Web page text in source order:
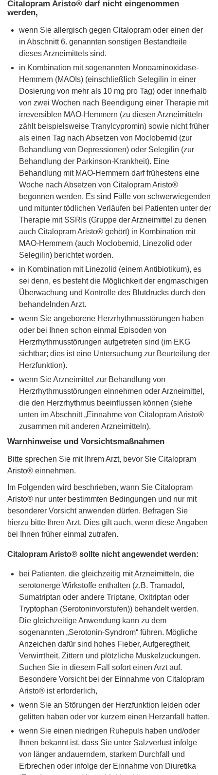
Citalopram Aristo® darf nicht eingenommen
werden,
wenn Sie allergisch gegen Citalopram oder einen der
in Abschnitt 6. genannten sonstigen Bestandteile
dieses Arzneimittels sind.
in Kombination mit sogenannten Monoaminoxidase-
Hemmern (MAOIs) (einschließlich Selegilin in einer
Dosierung von mehr als 10 mg pro Tag) oder innerhalb
von zwei Wochen nach Beendigung einer Therapie mit
irreversiblen MAO-Hemmern (zu diesen Arzneimitteln
zählt beispielsweise Tranylcypromin) sowie nicht früher
als einen Tag nach Absetzen von Moclobemid (zur
Behandlung von Depressionen) oder Selegilin (zur
Behandlung der Parkinson-Krankheit). Eine
Behandlung mit MAO-Hemmern darf frühestens eine
Woche nach Absetzen von Citalopram Aristo®
begonnen werden. Es sind Fälle von schwerwiegenden
und mitunter tödlichen Verläufen bei Patienten unter der
Therapie mit SSRIs (Gruppe der Arzneimittel zu denen
auch Citalopram Aristo® gehört) in Kombination mit
MAO-Hemmern (auch Moclobemid, Linezolid oder
Selegilin) berichtet worden.
in Kombination mit Linezolid (einem Antibiotikum), es
sei denn, es besteht die Möglichkeit der engmaschigen
Überwachung und Kontrolle des Blutdrucks durch den
behandelnden Arzt.
wenn Sie angeborene Herzrhythmusstörungen haben
oder bei Ihnen schon einmal Episoden von
Herzrhythmusstörungen aufgetreten sind (im EKG
sichtbar; dies ist eine Untersuchung zur Beurteilung der
Herzfunktion).
wenn Sie Arzneimittel zur Behandlung von
Herzrhythmusstörungen einnehmen oder Arzneimittel,
die den Herzrhythmus beeinflussen können (siehe
unten im Abschnitt „Einnahme von Citalopram Aristo®
zusammen mit anderen Arzneimitteln).
Warnhinweise und Vorsichtsmaßnahmen
Bitte sprechen Sie mit Ihrem Arzt, bevor Sie Citalopram
Aristo® einnehmen.
Im Folgenden wird beschrieben, wann Sie Citalopram
Aristo® nur unter bestimmten Bedingungen und nur mit
besonderer Vorsicht anwenden dürfen. Befragen Sie
hierzu bitte Ihren Arzt. Dies gilt auch, wenn diese Angaben
bei Ihnen früher einmal zutrafen.
Citalopram Aristo® sollte nicht angewendet werden:
bei Patienten, die gleichzeitig mit Arzneimitteln, die
serotonerge Wirkstoffe enthalten (z.B. Tramadol,
Sumatriptan oder andere Triptane, Oxitriptan oder
Tryptophan (Serotoninvorstufen)) behandelt werden.
Die gleichzeitige Anwendung kann zu dem
sogenannten „Serotonin-Syndrom“ führen. Mögliche
Anzeichen dafür sind hohes Fieber, Aufgeregtheit,
Verwirrtheit, Zittern und plötzliche Muskelzuckungen.
Suchen Sie in diesem Fall sofort einen Arzt auf.
Besondere Vorsicht bei der Einnahme von Citalopram
Aristo® ist erforderlich,
wenn Sie an Störungen der Herzfunktion leiden oder
gelitten haben oder vor kurzem einen Herzanfall hatten.
wenn Sie einen niedrigen Ruhepuls haben und/oder
Ihnen bekannt ist, dass Sie unter Salzverlust infolge
von länger andauerndem, starkem Durchfall und
Erbrechen oder infolge der Einnahme von Diuretika